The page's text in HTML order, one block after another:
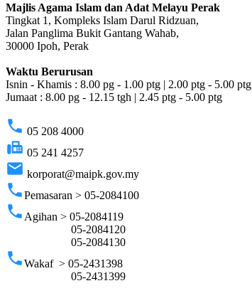
Majlis Agama Islam dan Adat Melayu Perak
Tingkat 1, Kompleks Islam Darul Ridzuan,
Jalan Panglima Bukit Gantang Wahab,
30000 Ipoh, Perak
Waktu Berurusan
Isnin - Khamis : 8.00 pg - 1.00 ptg | 2.00 ptg - 5.00 ptg
Jumaat : 8.00 pg - 12.15 tgh | 2.45 ptg - 5.00 ptg
phone 05 208 4000
fax 05 241 4257
email korporat@maipk.gov.my
phonePemasaran > 05-2084100
phone Agihan > 05-2084119
05-2084120
05-2084130
phoneWakaf > 05-2431398
05-2431399